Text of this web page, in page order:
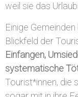
weil sie das
Einige
Blickfeld der
Einfangen,
systematische
Tourist*innen, die